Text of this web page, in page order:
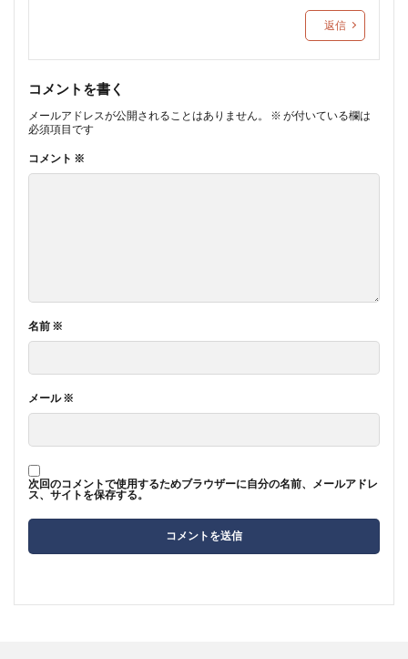
返信
コメントを書く
メールアドレスが公開されることはありません。 ※ が付いている欄は
必須項目です
コメント ※
名前 ※
メール※
次回のコメントで使用するためブラウザーに自分の名前、メールアドレ
ス、サイトを保存する。